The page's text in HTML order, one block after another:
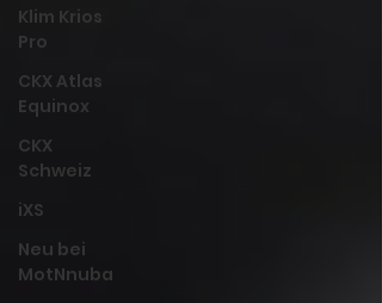
Klim Krios
Pro
CKX Atlas
Equinox
CKX
Schweiz
iXS
Neu bei
MotNnuba